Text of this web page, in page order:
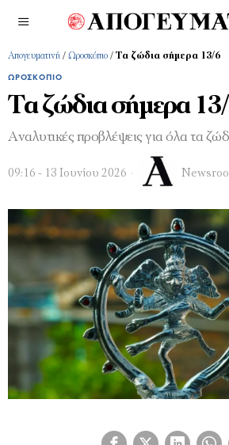
Απογευματινή / Ωροσκόπιο / Τα ζώδια σήμερα 13/6
ΩΡΟΣΚΌΠΙΟ
Τα ζώδια σήμερα
Αναλυτικές προβλέψεις για όλα τα
09:16 - 13 Ιουνίου 2026